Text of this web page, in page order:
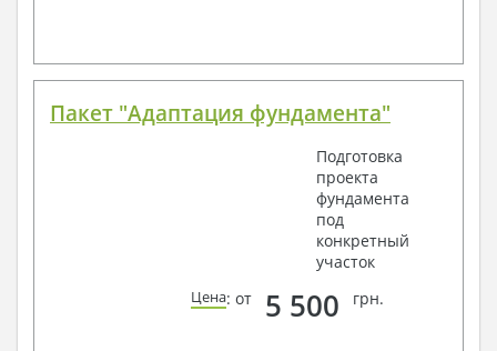
Пакет "Адаптация фундамента"
Подготовка
проекта
фундамента
под
конкретный
участок
Цена: от 5 500 грн.